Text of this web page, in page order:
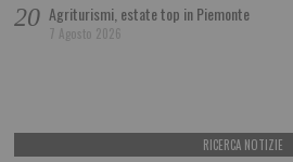
Agriturismi, estate top in Piemonte
7 Agosto 2026
RICERCA NOTIZIE